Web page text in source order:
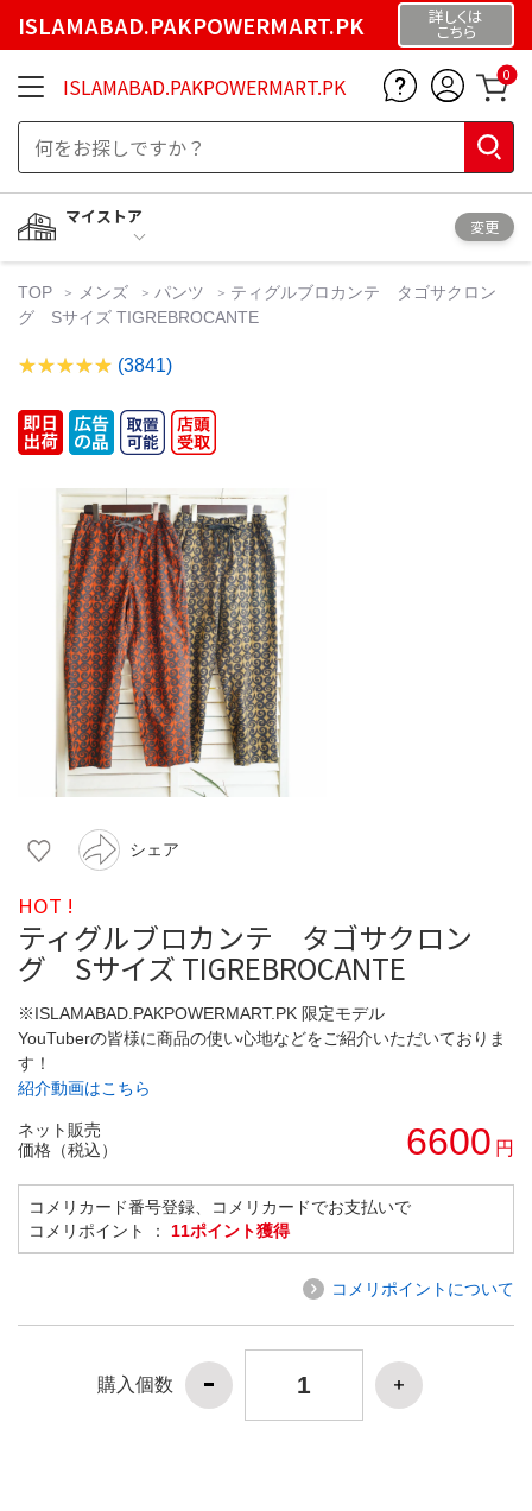
ISLAMABAD.PAKPOWERMART.PK 詳しくは
こちら
ISLAMABAD.PAKPOWERMART.PK 0
マイストア
変更
TOP メンズ パンツ
ティグルブロカンテ タゴサクロン
グ Sサイズ TIGREBROCANTE
(3841)
シェア
HOT !
ティグルブロカンテ タゴサクロン
グ Sサイズ TIGREBROCANTE
※ISLAMABAD.PAKPOWERMART.PK 限定モデル
YouTuberの皆様に商品の使い心地などをご紹介いただいておりま
す！
紹介動画はこちら
ネット販売
価格（税込）
6600 円
コメリカード番号登録、コメリカードでお支払いで
コメリポイント ： 11ポイント獲得
コメリポイントについて
購入個数